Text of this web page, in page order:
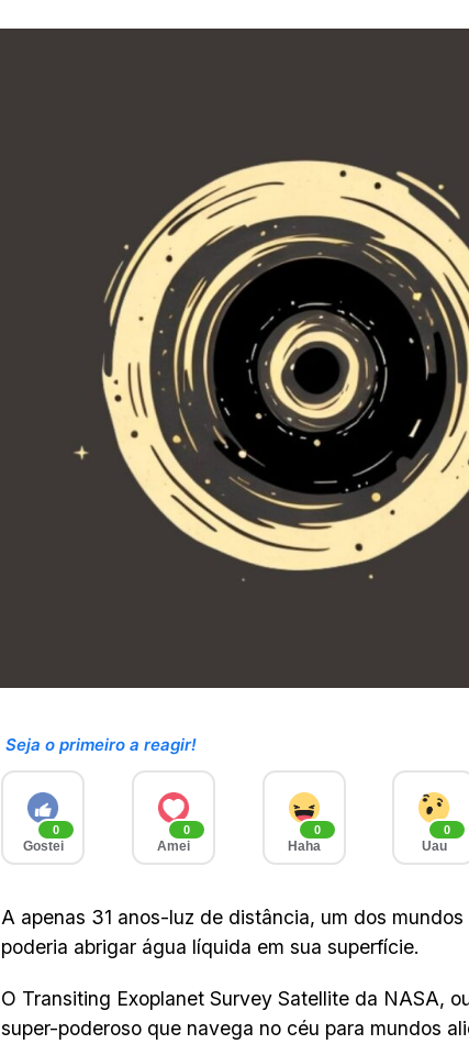
Seja o primeiro a reagir!
0
Gostei
0
Amei
0
Haha
0
Uau
A apenas 31 anos-luz de distância, um dos
poderia abrigar água líquida em sua superfície.
O Transiting Exoplanet Survey Satellite da NASA,
super-poderoso que navega no céu para mundos